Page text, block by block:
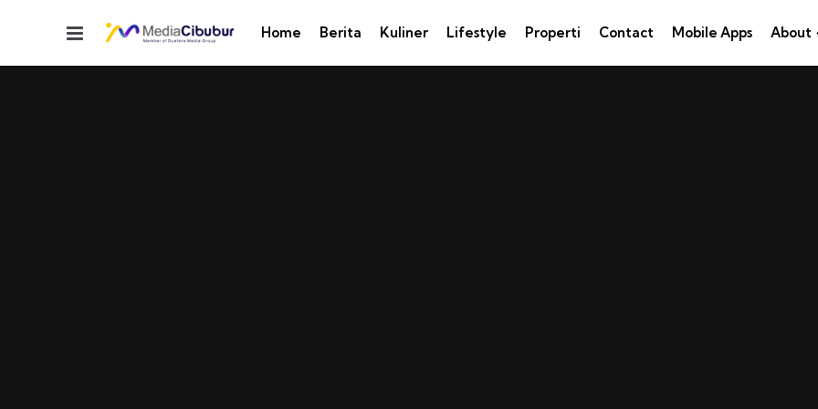
Menu Home Berita Kuliner Lifestyle Properti Contact Mobile Apps About